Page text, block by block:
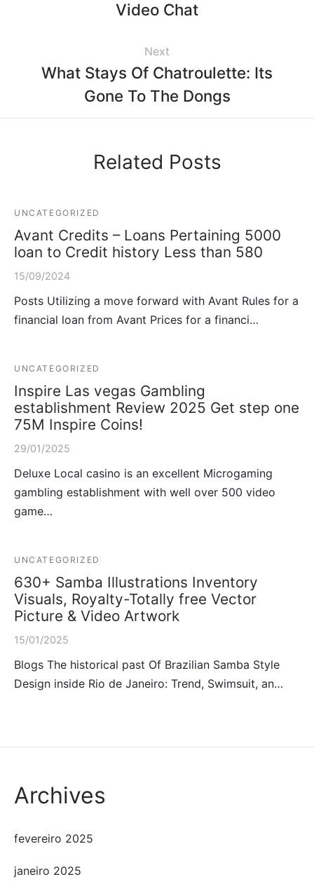
Video Chat
Next
What Stays Of Chatroulette: Its
Gone To The Dongs
Related Posts
UNCATEGORIZED
Avant Credits – Loans Pertaining 5000
loan to Credit history Less than 580
15/09/2024
Posts Utilizing a move forward with Avant Rules for a
financial loan from Avant Prices for a financi…
UNCATEGORIZED
Inspire Las vegas Gambling
establishment Review 2025 Get step one
75M Inspire Coins!
29/01/2025
Deluxe Local casino is an excellent Microgaming
gambling establishment with well over 500 video
game…
UNCATEGORIZED
630+ Samba Illustrations Inventory
Visuals, Royalty-Totally free Vector
Picture & Video Artwork
15/01/2025
Blogs The historical past Of Brazilian Samba Style
Design inside Rio de Janeiro: Trend, Swimsuit, an…
Archives
fevereiro 2025
janeiro 2025